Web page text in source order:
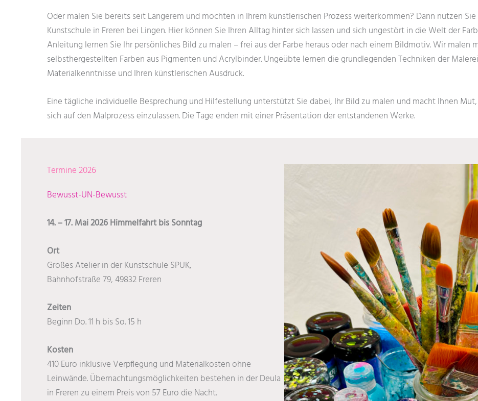
Oder malen Sie bereits seit Längerem und möchten in Ihrem künstlerischen Prozess weiterkommen? Dann nutzen
Kunstschule in Freren bei Lingen. Hier können Sie Ihren Alltag hinter sich lassen und sich ungestört in die Welt der
Anleitung lernen Sie Ihr persönliches Bild zu malen – frei aus der Farbe heraus oder nach einem Bildmotiv. Wir malen
selbsthergestellten Farben aus Pigmenten und Acrylbinder. Ungeübte lernen die grundlegenden Techniken der
Materialkenntnisse und Ihren künstlerischen Ausdruck.
Eine tägliche individuelle Besprechung und Hilfestellung unterstützt Sie dabei, Ihr Bild zu malen und macht Ihnen
sich auf den Malprozess einzulassen. Die Tage enden mit einer Präsentation der entstandenen Werke.
Termine 2026
Bewusst-UN-Bewusst
14. – 17. Mai 2026Himmelfahrt bis Sonntag
Ort
Großes Atelier in der Kunstschule SPUK,
Bahnhofstraße 79, 49832 Freren
Zeiten
Beginn Do. 11 h bis So. 15 h
Kosten
410 Euro inklusive Verpflegung und Materialkosten ohne
Leinwände. Übernachtungsmöglichkeiten bestehen in der Deula
in Freren zu einem Preis von 57 Euro die Nacht.